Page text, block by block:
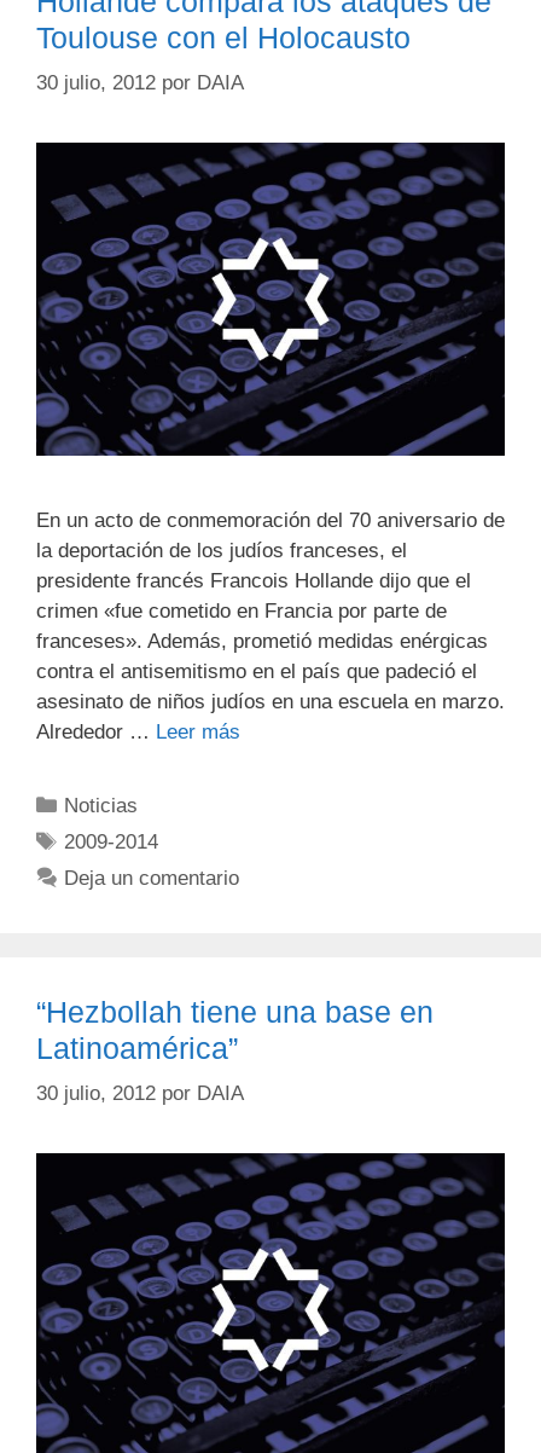
Toulouse con el Holocausto
30 julio, 2012 por DAIA
En un acto de conmemoración del 70 aniversario de
la deportación de los judíos franceses, el
presidente francés Francois Hollande dijo que el
crimen «fue cometido en Francia por parte de
franceses». Además, prometió medidas enérgicas
contra el antisemitismo en el país que padeció el
asesinato de niños judíos en una escuela en marzo.
Alrededor … Leer más
Noticias
2009-2014
Deja un comentario
“Hezbollah tiene una base en
Latinoamérica”
30 julio, 2012 por DAIA